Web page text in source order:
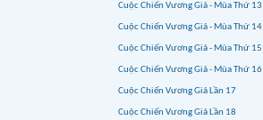
Cuộc Chiến Vương Giả - Mùa Thứ 13
Cuộc Chiến Vương Giả - Mùa Thứ 14
Cuộc Chiến Vương Giả - Mùa Thứ 15
Cuộc Chiến Vương Giả - Mùa Thứ 16
Cuộc Chiến Vương Giả Lần 17
Cuộc Chiến Vương Giả Lần 18